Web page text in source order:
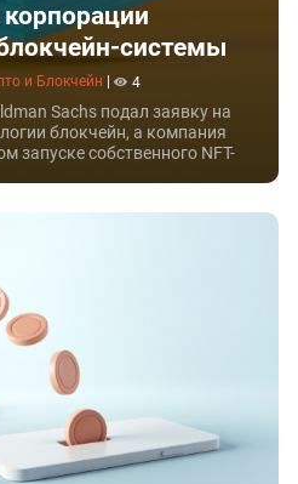
системы
и Блокчейн 4
Sachs подал заявку на
блокчейн, а компания
запуске собственного NFT-